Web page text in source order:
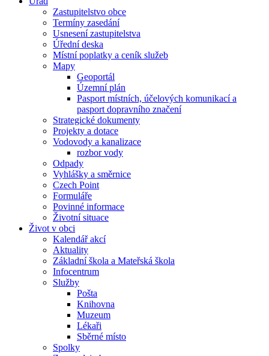
Zastupitelstvo obce
Termíny zasedání
Usnesení zastupitelstva
Úřední deska
Místní poplatky a ceník služeb
Mapy
Geoportál
Územní plán
Pasport místních, účelových komunikací a
pasport dopravního značení
Strategické dokumenty
Projekty a dotace
Vodovody a kanalizace
rozbor vody
Odpady
Vyhlášky a směrnice
Czech Point
Formuláře
Povinné informace
Životní situace
Život v obci
Kalendář akcí
Aktuality
Základní škola a Mateřská škola
Infocentrum
Služby
Pošta
Knihovna
Muzeum
Lékaři
Sběrné místo
Spolky